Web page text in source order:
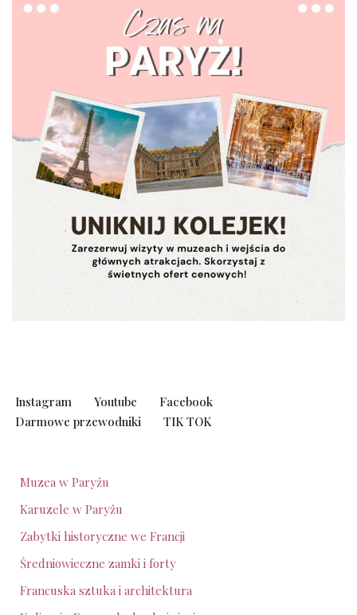
Instagram Youtube
Facebook
Darmowe przewodniki
TIK TOK
Muzea w Paryżu
Karuzele w Paryżu
Zabytki historyczne we Francji
Średniowieczne zamki i forty
Francuska sztuka i architektura